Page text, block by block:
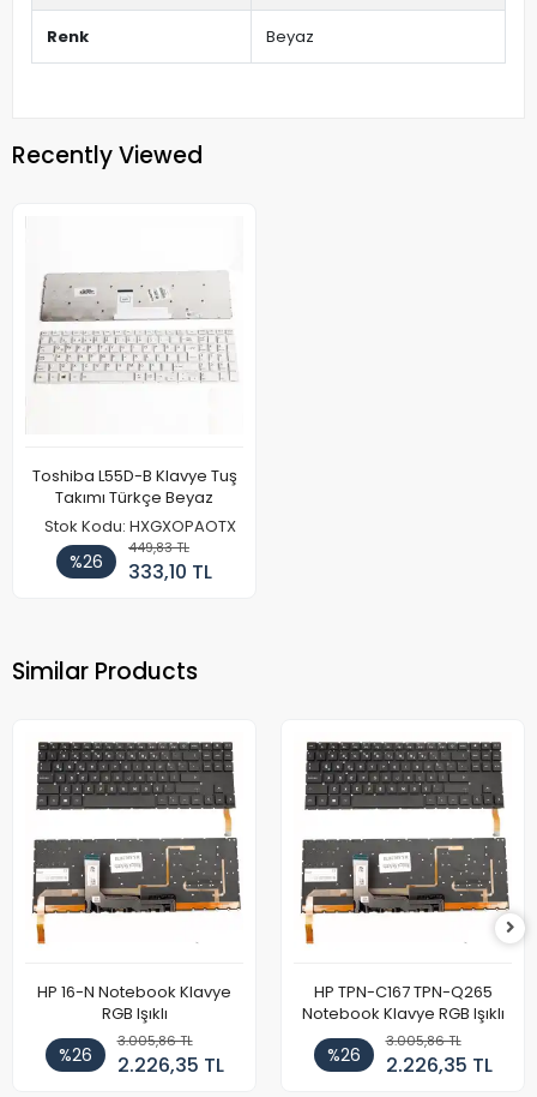
Renk Beyaz
Recently Viewed
Toshiba L55D-B Klavye Tuş
Takımı Türkçe Beyaz
Stok Kodu: HXGXOPAOTX
%26
449,83 TL
333,10 TL
Similar Products
HP 16-N Notebook Klavye
RGB Işıklı
%26
3.005,86 TL
2.226,35 TL
HP TPN-C167 TPN-Q265
Notebook Klavye RGB Işıklı
%26
3.005,86 TL
2.226,35 TL